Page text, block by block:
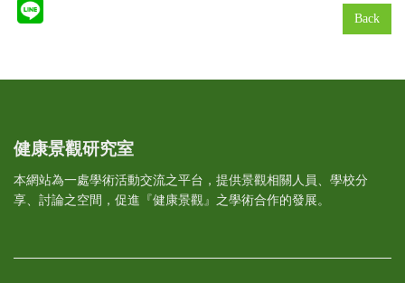
Back
健康景觀研究室
本網站為一處學術活動交流之平台，提供景觀相關人員、學校分
享、討論之空間，促進『健康景觀』之學術合作的發展。